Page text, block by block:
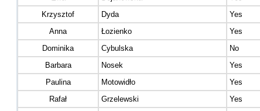
Krzysztof
Dyda Yes
Anna
Łozienko Yes
Dominika
Cybulska No
Barbara
Nosek Yes
Paulina
Motowidło Yes
Rafał
Grzelewski Yes